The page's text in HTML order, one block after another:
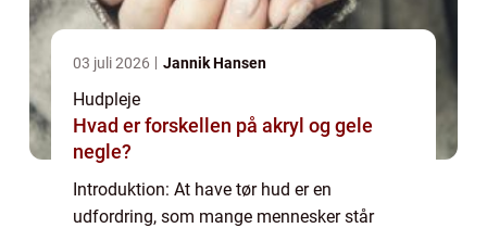
03 juli 2026 Jannik Hansen
Hudpleje
Hvad er forskellen på akryl og gele
negle?
Introduktion: At have tør hud er en
udfordring, som mange mennesker står